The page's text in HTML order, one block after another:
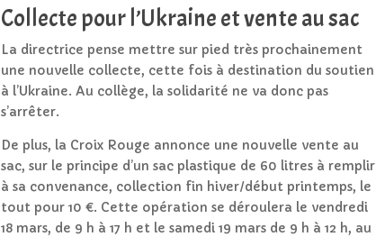
Collecte pour l’Ukraine et vente au sac
La directrice pense mettre sur pied très prochainement
une nouvelle collecte, cette fois à destination du soutien
à l’Ukraine. Au collège, la solidarité ne va donc pas
s’arrêter.
De plus, la Croix Rouge annonce une nouvelle vente au
sac, sur le principe d’un sac plastique de 60 litres à remplir
à sa convenance, collection fin hiver/début printemps, le
tout pour 10 €. Cette opération se déroulera le vendredi
18 mars, de 9 h à 17 h et le samedi 19 mars de 9 h à 12 h, au